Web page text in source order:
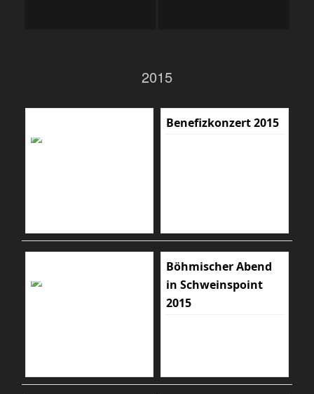
2015
Benefizkonzert 2015
Böhmischer Abend
in Schweinspoint
2015